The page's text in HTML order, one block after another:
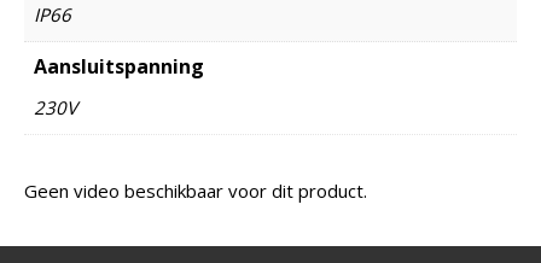
IP66
Aansluitspanning
230V
Geen video beschikbaar voor dit product.